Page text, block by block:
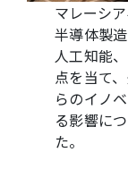
マレーシ
半導体製
人工知能
点を当て
らのイノ
る影響に
た。